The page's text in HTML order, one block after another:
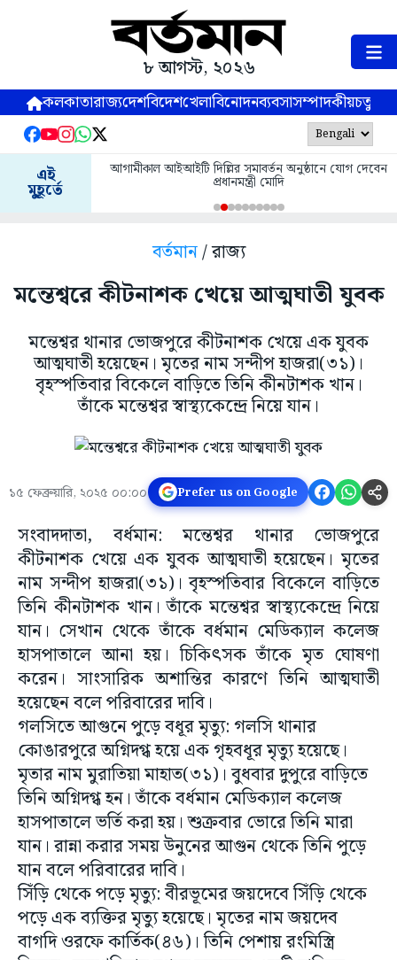
৮ আগস্ট, ২০২৬
কলকাতারাজ্যদেশবিদেশখেলাবিনোদনব্যবসাসম্পাদকীয়
এই
মুহূর্তে
আগামীকাল আইআইটি দিল্লির সমাবর্তন অনুষ্ঠানে যোগ দেবেন
প্রধানমন্ত্রী মোদি
বর্তমান/ রাজ্য
মন্তেশ্বরে কীটনাশক খেয়ে আত্মঘাতী যুবক
মন্তেশ্বর থানার ভোজপুরে কীটনাশক খেয়ে এক যুবক
আত্মঘাতী হয়েছেন। মৃতের নাম সন্দীপ হাজরা(৩১)।
বৃহস্পতিবার বিকেলে বাড়িতে তিনি কীনটাশক খান।
তাঁকে মন্তেশ্বর স্বাস্থ্যকেন্দ্রে নিয়ে যান।
১৫ ফেব্রুয়ারি, ২০২৫ ০০:০০ Prefer us on Google
সংবাদদাতা, বর্ধমান: মন্তেশ্বর থানার ভোজপুরে
কীটনাশক খেয়ে এক যুবক আত্মঘাতী হয়েছেন। মৃতের
নাম সন্দীপ হাজরা(৩১)। বৃহস্পতিবার বিকেলে বাড়িতে
তিনি কীনটাশক খান। তাঁকে মন্তেশ্বর স্বাস্থ্যকেন্দ্রে নিয়ে
যান। সেখান থেকে তাঁকে বর্ধমান মেডিক্যাল কলেজ
হাসপাতালে আনা হয়। চিকিৎসক তাঁকে মৃত ঘোষণা
করেন। সাংসারিক অশান্তির কারণে তিনি আত্মঘাতী
হয়েছেন বলে পরিবারের দাবি।
গলসিতে আগুনে পুড়ে বধূর মৃত্যু: গলসি থানার
কোঙারপুরে অগ্নিদগ্ধ হয়ে এক গৃহবধূর মৃত্যু হয়েছে।
মৃতার নাম মুরাতিয়া মাহাত(৩১)। বুধবার দুপুরে বাড়িতে
তিনি অগ্নিদগ্ধ হন। তাঁকে বর্ধমান মেডিক্যাল কলেজ
হাসপাতালে ভর্তি করা হয়। শুক্রবার ভোরে তিনি মারা
যান। রান্না করার সময় উনুনের আগুন থেকে তিনি পুড়ে
যান বলে পরিবারের দাবি।
সিঁড়ি থেকে পড়ে মৃত্যু: বীরভূমের জয়দেবে সিঁড়ি থেকে
পড়ে এক ব্যক্তির মৃত্যু হয়েছে। মৃতের নাম জয়দেব
বাগদি ওরফে কার্তিক(৪৬)। তিনি পেশায় রংমিস্ত্রি